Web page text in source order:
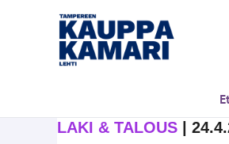
LAKI & TALOUS |